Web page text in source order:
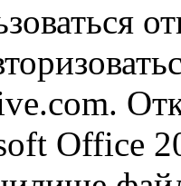
Office